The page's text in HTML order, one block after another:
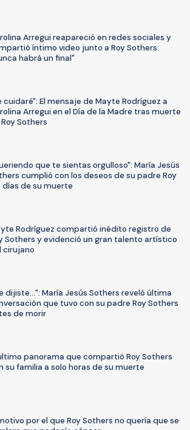
Arregui reapareció en redes sociales y
íntimo video junto a Roy Sothers:
habrá un final"
cuidaré": El mensaje de Mayte Rodríguez a
Arregui en el Día de la Madre tras muerte
Sothers
que te sientas orgulloso": María Jesús
cumplió con los deseos de su padre Roy
días de su muerte
Rodríguez compartió inédito registro de
Sothers y evidenció un gran talento artístico
cirujano
dijiste...": María Jesús Sothers reveló última
que tuvo con su padre Roy Sothers
de morir
panorama que compartió Roy Sothers
su familia a solo horas de su muerte
por el que Roy Sothers no quería que se